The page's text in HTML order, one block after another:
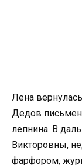
Лена
Дедов
лепнина. В
Викторовны,
фарфором,